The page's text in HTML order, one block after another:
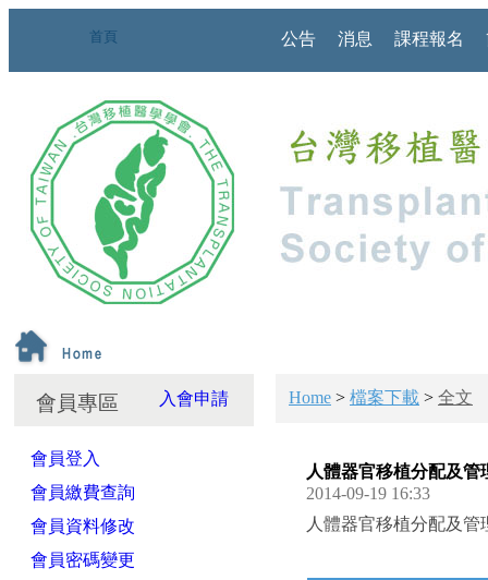
首頁 公告 消息 課程報名
會員專區 入會申請
會員登入
會員繳費查詢
會員資料修改
會員密碼變更
Home > 檔案下載 > 全文
人體器官移植分配及管
2014-09-19 16:33
人體器官移植分配及管